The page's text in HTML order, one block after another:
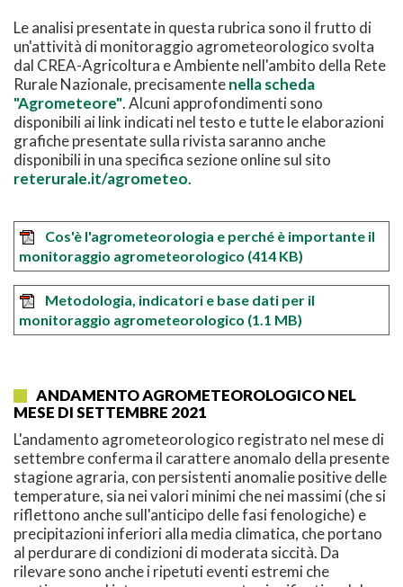
Le analisi presentate in questa rubrica sono il frutto di
un'attività di monitoraggio agrometeorologico svolta
dal CREA-Agricoltura e Ambiente nell'ambito della Rete
Rurale Nazionale, precisamentenella scheda
"Agrometeore". Alcuni approfondimenti sono
disponibili ai link indicati nel testo e tutte le elaborazioni
grafiche presentate sulla rivista saranno anche
disponibili in una specifica sezione online sul sito
reterurale.it/agrometeo.
Cos'è l'agrometeorologia e perché è importante il
monitoraggio agrometeorologico (414 KB)
Metodologia, indicatori e base dati per il
monitoraggio agrometeorologico (1.1 MB)
ANDAMENTO AGROMETEOROLOGICO NEL
MESE DI SETTEMBRE 2021
L'andamento agrometeorologico registrato nel mese di
settembre conferma il carattere anomalo della presente
stagione agraria, con persistenti anomalie positive delle
temperature, sia nei valori minimi che nei massimi (che si
riflettono anche sull'anticipo delle fasi fenologiche) e
precipitazioni inferiori alla media climatica, che portano
al perdurare di condizioni di moderata siccità. Da
rilevare sono anche i ripetuti eventi estremi che